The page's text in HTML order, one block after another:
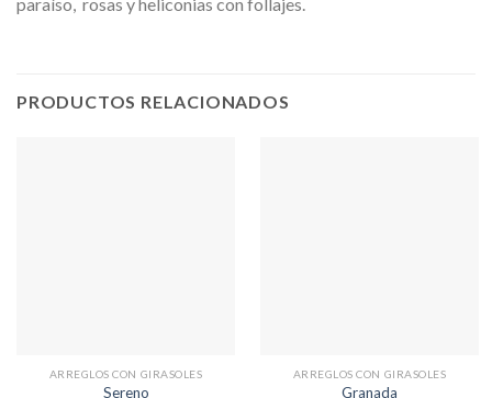
PRODUCTOS RELACIONADOS
ARREGLOS CON GIRASOLES
Sereno
ARREGLOS CON GIRASOLES
Granada